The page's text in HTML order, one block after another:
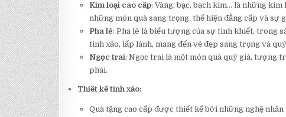
Kim loại cao cấp: Vàng, bạc, bạch kim… là những
những món quà sang trọng, thể hiện đẳng cấp và sự
Pha lê: Pha lê là biểu tượng của sự tinh khiết, trong
tinh xảo, lấp lánh, mang đến vẻ đẹp sang trọng và
Ngọc trai: Ngọc trai là một món quà quý giá, tượng
phái.
Thiết kế tinh xảo:
Quà tặng cao cấp được thiết kế bởi những nghệ